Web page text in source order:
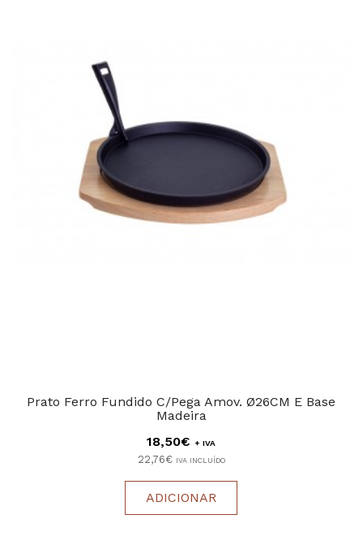
Prato Ferro Fundido C/Pega Amov. Ø26CM E Base
Madeira
18,50€+ IVA
22,76€ IVA INCLUÍDO
ADICIONAR